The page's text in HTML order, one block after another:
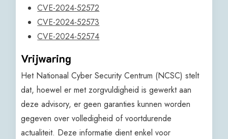
CVE-2024-52572
CVE-2024-52573
CVE-2024-52574
Vrijwaring
Het Nationaal Cyber Security Centrum (NCSC) stelt
dat, hoewel er met zorgvuldigheid is gewerkt aan
deze advisory, er geen garanties kunnen worden
gegeven over volledigheid of voortdurende
actualiteit. Deze informatie dient enkel voor